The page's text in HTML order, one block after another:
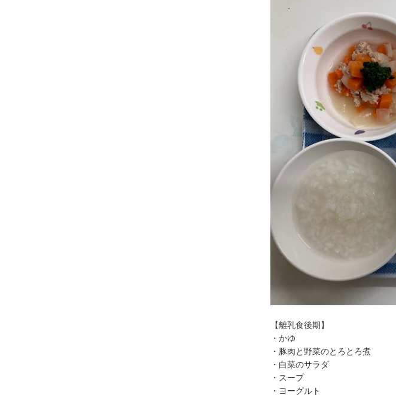
【離乳食後期】
・かゆ
・豚肉と野菜のとろとろ煮
・白菜のサラダ
・スープ
・ヨーグルト